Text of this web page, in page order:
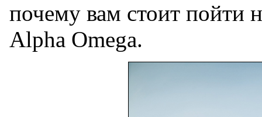
почему вам стоит пойти
Alpha Omega.